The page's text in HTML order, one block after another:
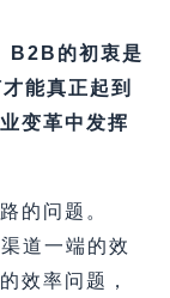
B2B的初衷是
能真正起到
变革中发挥
的问题。
道一端的效
效率问题，